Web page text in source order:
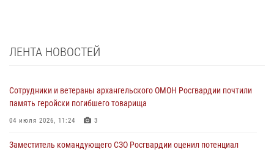
ЛЕНТА НОВОСТЕЙ
Сотрудники и ветераны архангельского ОМОН Росгвардии почтили
память геройски погибшего товарища
04 июля 2026, 11:24 3
Заместитель командующего СЗО Росгвардии оценил потенциал